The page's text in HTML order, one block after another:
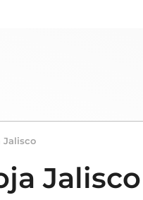
Jalisco
Jalisco